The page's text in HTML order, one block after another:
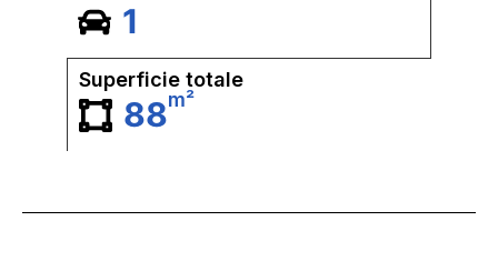
1
Superficie totale
88m²